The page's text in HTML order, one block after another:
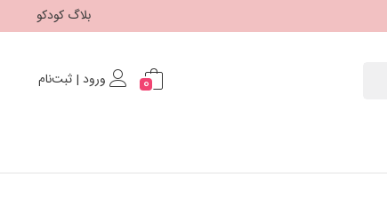
بلاگ کودکو
0 ورود | ثبت‌نام